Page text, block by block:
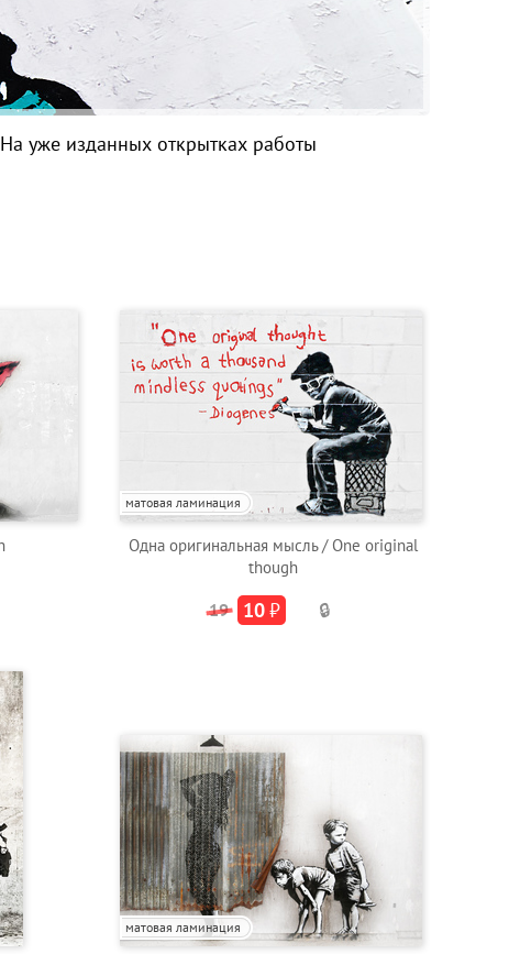
уже изданных открытках работы
матовая ламинация
Одна оригинальная мысль / One original
though
19 10₽ 🔒
матовая ламинация